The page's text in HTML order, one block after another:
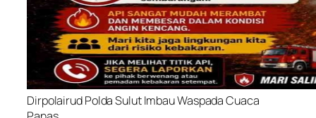
Dirpolairud Polda Sulut Imbau Waspada Cuaca